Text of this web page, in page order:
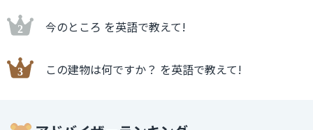
今のところ を英語で教えて!
この建物は何ですか？ を英語で教えて!